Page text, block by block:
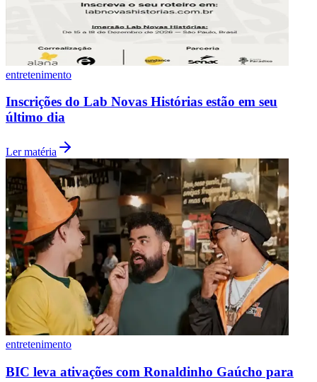
entretenimento
Inscrições do Lab Novas Histórias estão em seu
último dia
Ler matéria
entretenimento
BIC leva ativações com Ronaldinho Gaúcho para